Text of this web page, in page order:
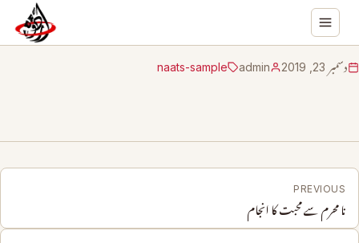
دسمبر 23, 2019 admin
naats-sample
PREVIOUS
نا محرم سے محبت کا انجام